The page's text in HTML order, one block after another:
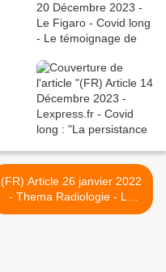
(FR) Article 26 janvier 2022
- Thema Radiologie - Le
PET pour confirmer la